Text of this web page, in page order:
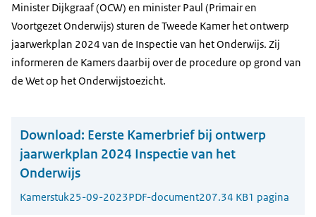
Minister Dijkgraaf (OCW) en minister Paul (Primair en
Voortgezet Onderwijs) sturen de Tweede Kamer het ontwerp
jaarwerkplan 2024 van de Inspectie van het Onderwijs. Zij
informeren de Kamers daarbij over de procedure op grond van
de Wet op het Onderwijstoezicht.
Download: Eerste Kamerbrief bij ontwerp
jaarwerkplan 2024 Inspectie van het
Onderwijs
Kamerstuk25-09-2023PDF-document207.34 KB1 pagina